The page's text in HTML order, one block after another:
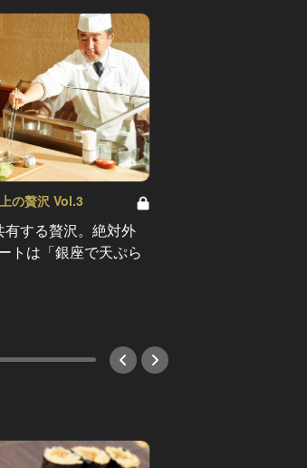
の贅沢 Vol.3
する贅沢。絶対外
トは「銀座で天ぷら